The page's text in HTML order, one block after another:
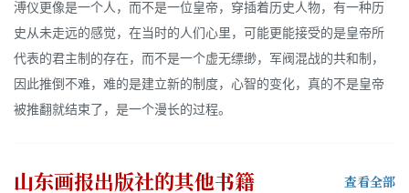
溥仪更像是一个人，而不是一位皇帝，穿插着历史人物，有一种历
史从未走远的感觉，在当时的人们心里，可能更能接受的是皇帝所
代表的君主制的存在，而不是一个虚无缥缈，军阀混战的共和制，
因此推倒不难，难的是建立新的制度，心智的变化，真的不是皇帝
被推翻就结束了，是一个漫长的过程。
山东画报出版社的其他书籍 查看全部